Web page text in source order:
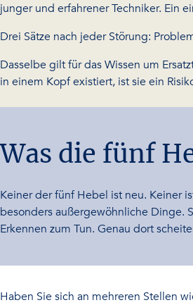
junger und erfahrener Techniker. Ein
Drei Sätze nach jeder Störung:
Dasselbe gilt für das Wissen um
in einem Kopf existiert, ist sie ein
-Was die fünf
Keiner der fünf Hebel ist neu. Keiner
besonders außergewöhnliche Dinge.
Erkennen zum Tun. Genau dort
Haben Sie sich an mehreren Stellen